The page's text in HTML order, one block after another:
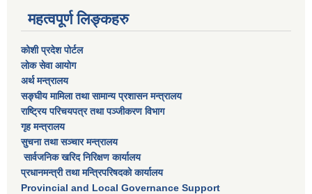
महत्वपूर्ण लिङ्कहरु
कोशी प्रदेश पोर्टल
लाेक सेवा आयाेग
अर्थ मन्त्रालय
सङ्घीय मामिला तथा सामान्य प्रशासन मन्त्रालय
राष्‍ट्रिय परिचयपत्र तथा पञ्‍जीकरण विभाग
गृह मन्त्रालय
सुचना तथा सञ्चार मन्त्रालय
सार्वजनिक खरिद निरिक्षण कार्यालय
प्रधानमन्त्री तथा मन्त्रिपरिषदकाे कार्यालय
Provincial and Local Governance Support